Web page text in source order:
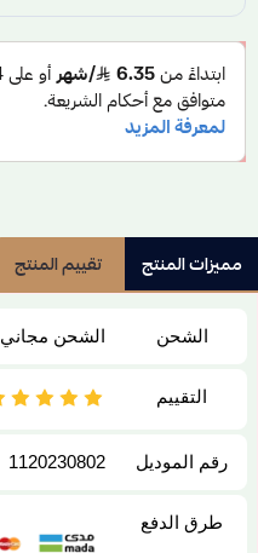
مميزات المنتج تقييم المنتج
الشحن الشحن مجاني
التقييم
رقم الموديل 1120230802
طرق الدفع